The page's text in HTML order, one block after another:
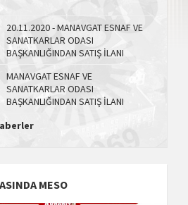
20.11.2020 - MANAVGAT ESNAF VE
SANATKARLAR ODASI
BAŞKANLIĞINDAN SATIŞ İLANI
MANAVGAT ESNAF VE
SANATKARLAR ODASI
BAŞKANLIĞINDAN SATIŞ İLANI
MESO